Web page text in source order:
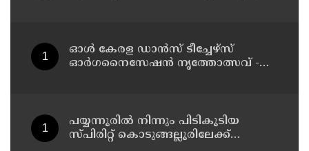
ഓൾ കേരള ഡാൻസ് ടീച്ചേഴ്സ്
ഓർഗനൈസേഷൻ നൃത്തോത്സവ് -
പയ്യന്നൂരിൽ നിന്നും പിടികൂടിയ
സ്പിരിറ്റ് കൊടുങ്ങല്ലൂരിലേക്ക്